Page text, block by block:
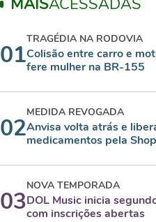
MAISACESSADAS
01
TRAGÉDIA NA RODOVIA
Colisão entre carro e
fere mulher na BR-155
02
MEDIDA REVOGADA
Anvisa volta atrás e
medicamentos pela
03
NOVA TEMPORADA
DOL Music inicia
com inscrições abertas